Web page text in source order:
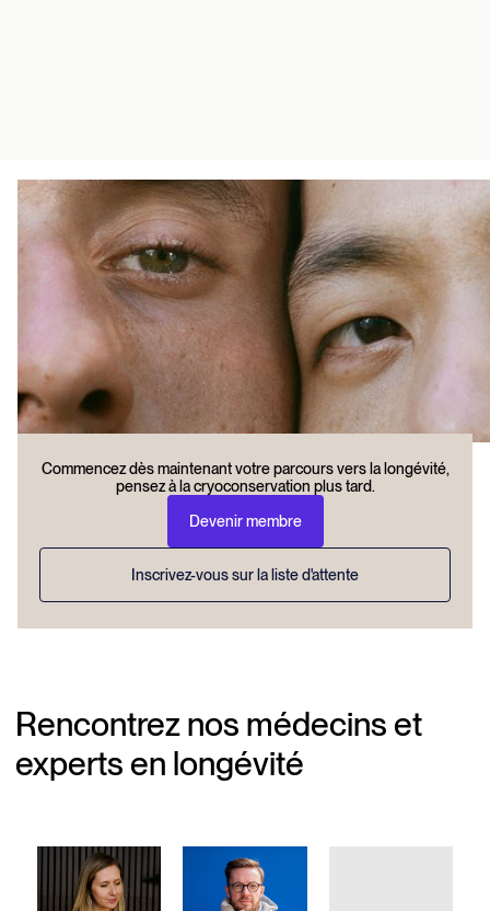
Commencez dès maintenant votre parcours vers la longévité,
pensez à la cryoconservation plus tard.
Devenir membre
Inscrivez-vous sur la liste d'attente
Rencontrez nos médecins et
experts en longévité